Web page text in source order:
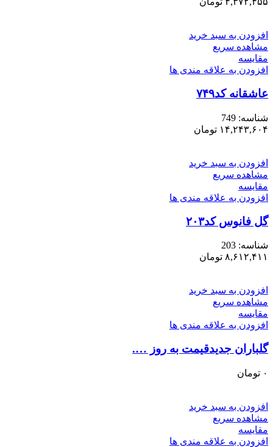
افزودن به سبد خرید
مشاهده سریع
مقایسه
افزودن به علاقه مندی ها
عاشقانه کد۷۴۹
شناسه: 749
۱۴,۲۴۳,۶۰۴ تومان
افزودن به سبد خرید
مشاهده سریع
مقایسه
افزودن به علاقه مندی ها
گل فانوس کد۲۰۳
شناسه: 203
۸,۶۱۲,۴۱۱ تومان
افزودن به سبد خرید
مشاهده سریع
مقایسه
افزودن به علاقه مندی ها
گلباران جدیدقیمت به روز ….
۰ تومان
افزودن به سبد خرید
مشاهده سریع
مقایسه
افزودن به علاقه مندی ها